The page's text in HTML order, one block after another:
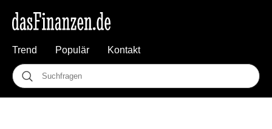
Trend Populär Kontakt